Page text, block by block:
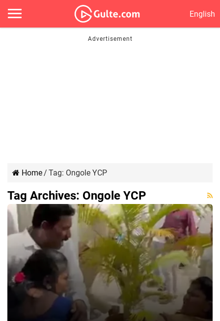
English
Home/ Tag: Ongole YCP
Tag Archives: Ongole YCP